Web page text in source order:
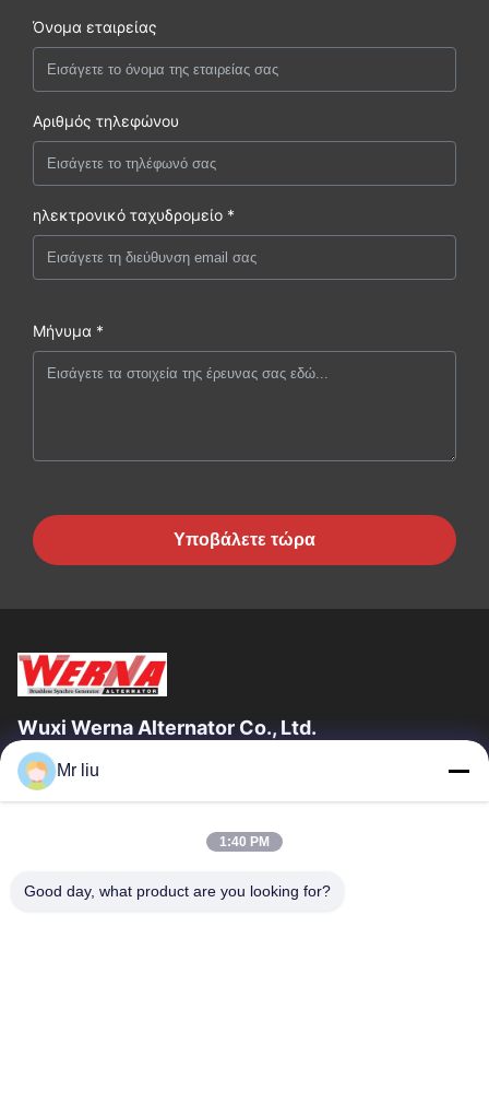
Όνομα εταιρείας
Αριθμός τηλεφώνου
ηλεκτρονικό ταχυδρομείο *
Μήνυμα *
Υποβάλετε τώρα
Wuxi Werna Alternator Co., Ltd.
Γρήγοροι Σύνδεσμοι
Σχετικά Με Εμάς
Επισκέψεις Στο Εργοστάσιο
Έλεγχος Ποιότητας
Mr liu
1:40 PM
Good day, what product are you looking for?